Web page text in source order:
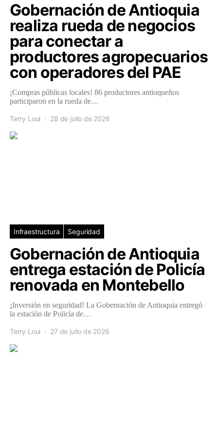
Gobernación de Antioquia
realiza rueda de negocios
para conectar a
productores agropecuarios
con operadores del PAE
¡Compras públicas locales! 86 productores antioqueños
participaron en la rueda de…
Terry Loui 28 de julio de 2026
Infraestructura Seguridad
Gobernación de Antioquia
entrega estación de Policía
renovada en Montebello
¡Inversión en seguridad! La Gobernación de Antioquia entregó
la estación de Policía de…
Terry Loui 27 de julio de 2026